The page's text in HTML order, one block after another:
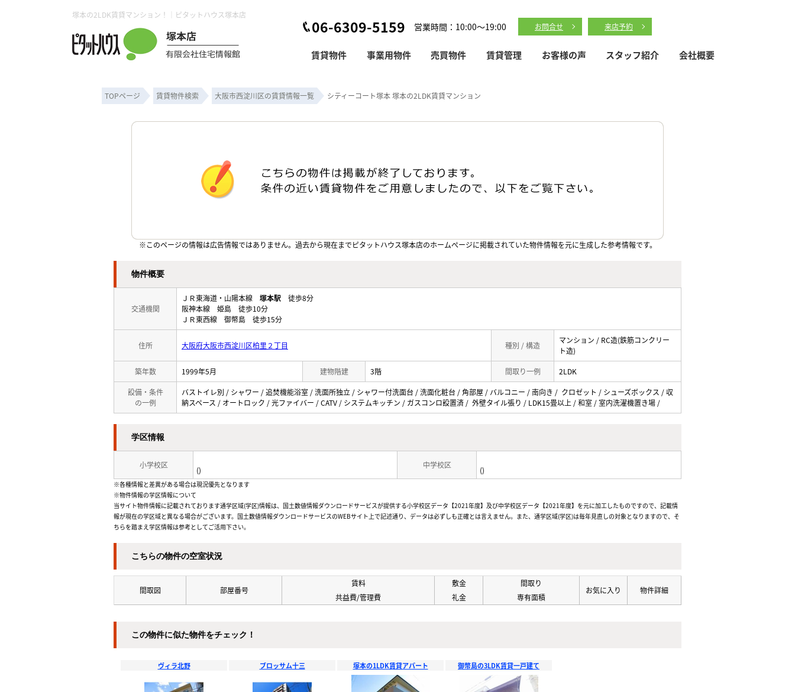
塚本の2LDK賃貸マンション！｜ピタットハウス塚本店
06-6309-5159 営業時間：10:00～19:00 お問合せ 来店予約
賃貸物件 事業用物件 売買物件 賃貸管理 お客様の声 スタッフ紹介 会社概要
TOPページ 賃貸物件検索 大阪市西淀川区の賃貸情報一覧 シティーコート塚本 塚本の2LDK賃貸マンション
※このページの情報は広告情報ではありません。過去から現在までピタットハウス塚本店のホームぺージに掲載されていた物件情報を元に生成した参考情報です。
物件概要
交通機関
ＪＲ東海道・山陽本線 塚本駅 徒歩8分
阪神本線 姫島 徒歩10分
ＪＲ東西線 御幣島 徒歩15分
住所 大阪府大阪市西淀川区柏里２丁目 種別 / 構造
マンション / RC造(鉄筋コンクリー
ト造)
築年数 1999年5月 建物階建 3階 間取り一例 2LDK
設備・条件
の一例
バストイレ別 / シャワー / 追焚機能浴室 / 洗面所独立 / シャワー付洗面台 / 洗面化粧台 / 角部屋 / バルコニー / 南向き / クロゼット / シューズボックス / 収
納スペース / オートロック / 光ファイバー / CATV / システムキッチン / ガスコンロ設置済 / 外壁タイル張り / LDK15畳以上 / 和室 / 室内洗濯機置き場 /
学区情報
小学校区
()
中学校区
()
※各種情報と差異がある場合は現況優先となります
※物件情報の学区情報について
当サイト物件情報に記載されております通学区域(学区)情報は、国土数値情報ダウンロードサービスが提供する小学校区データ【2021年度】及び中学校区データ【2021年度】を元に加工したものですので、記載情
報が現在の学区域と異なる場合がございます。国土数値情報ダウンロードサービスのWEBサイト上で記述通り、データは必ずしも正確とは言えません。また、通学区域(学区)は毎年見直しの対象となりますので、そ
ちらを踏まえ学区情報は参考としてご活用下さい。
こちらの物件の空室状況
間取図 部屋番号
賃料
共益費/管理費
敷金
礼金
間取り
専有面積
お気に入り 物件詳細
この物件に似た物件をチェック！
ヴィラ北野 ブロッサム十三 塚本の1LDK賃貸アパート 御幣島の3LDK賃貸一戸建て